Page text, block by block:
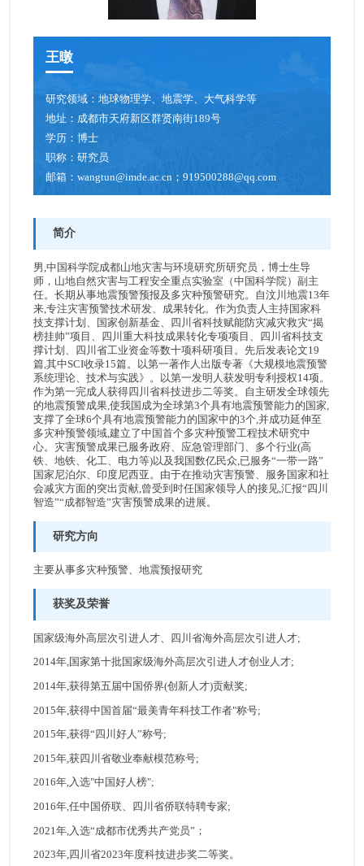
科学传播
头条
科研动态
媒体关注
人才招聘
招生信息
专题展示
快速通道
相关链接
联系我们
工作动态
党群动态
王暾
研究领域：地球物理学、地震学、大气科学等
地址： 成都市天府新区群贤南街189号
学历：博士
职称：研究员
邮箱：wangtun@imde.ac.cn；919500288@qq.com
简介
男,中国科学院成都山地灾害与环境研究所研究员，博士生导
师，山地自然灾害与工程安全重点实验室（中国科学院）副主
任。长期从事地震预警预报及多灾种预警研究。自汶川地震13年
来,专注灾害预警技术研发、成果转化。作为负责人主持国家科
技支撑计划、国家创新基金、四川省科技赋能防灾减灾救灾“揭
榜挂帅”项目、四川重大科技成果转化专项项目、四川省科技支
撑计划、四川省工业资金等数十项科研项目。先后发表论文19
篇,其中SCI收录15篇。以第一著作人出版专著《大规模地震预警
系统理论、技术与实践》。以第一发明人获发明专利授权14项。
作为第一完成人获得四川省科技进步二等奖。自主研发全球领先
的地震预警成果,使我国成为全球第3个具有地震预警能力的国家,
支撑了全球6个具有地震预警能力的国家中的3个,并成功延伸至
多灾种预警领域,建立了中国首个多灾种预警工程技术研究中
心。灾害预警成果已服务政府、应急管理部门、多个行业(高
铁、地铁、化工、电力等)以及我国数亿民众,已服务“一带一路”
国家尼泊尔、印度尼西亚。由于在推动灾害预警、服务国家和社
会减灾方面的突出贡献,曾受到时任国家领导人的接见,汇报“四川
智造”“成都智造”灾害预警成果的进展。
研究方向
主要从事多灾种预警、地震预报研究
获奖及荣誉
国家级海外高层次引进人才、四川省海外高层次引进人才;
2014年,国家第十批国家级海外高层次引进人才创业人才;
2014年,获得第五届中国侨界(创新人才)贡献奖;
2015年,获得中国首届“最美青年科技工作者"称号;
2015年,获得“四川好人”称号;
2015年,获四川省敬业奉献模范称号;
2016年,入选"中国好人榜";
2016年,任中国侨联、四川省侨联特聘专家;
2021年,入选“成都市优秀共产党员”；
2023年,四川省2023年度科技进步奖二等奖。